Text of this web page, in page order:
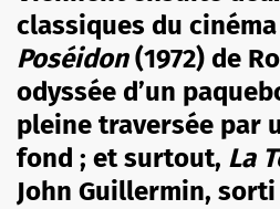
classiques du cinéma
Poséidon(1972) de
odyssée d’un
pleine traversée par
fond ; et surtout, La
John Guillermin, sorti